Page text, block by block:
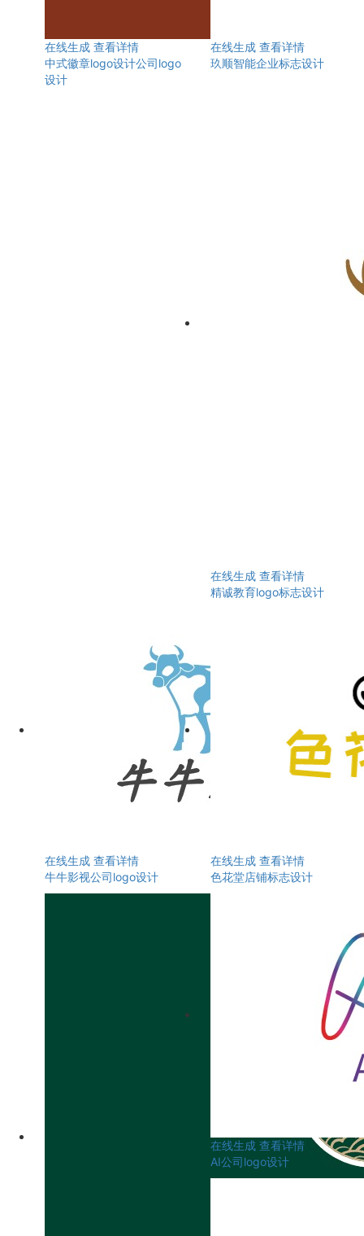
在线生成 查看详情
中式徽章logo设计公司logo
设计
在线生成 查看详情
玖顺智能企业标志设计
在线生成 查看详情
精诚教育logo标志设计
在线生成 查看详情
牛牛影视公司logo设计
在线生成 查看详情
色花堂店铺标志设计
在线生成 查看详情
AI公司logo设计